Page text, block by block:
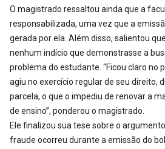
O magistrado ressaltou ainda que a
responsabilizada, uma vez que a
gerada por ela. Além disso, salientou
nenhum indício que demonstrasse a
problema do estudante. “Ficou claro no
agiu no exercício regular de seu direito,
parcela, o que o impediu de renovar a
de ensino”, ponderou o magistrado.
Ele finalizou sua tese sobre o
fraude ocorreu durante a emissão do